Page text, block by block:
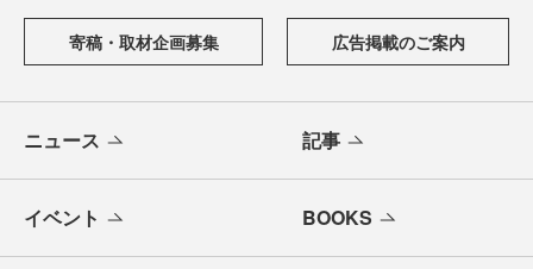
寄稿・取材企画募集 広告掲載のご案内
ニュース 記事
イベント BOOKS